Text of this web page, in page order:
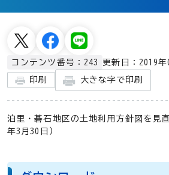
コンテンツ番号：243 更新日：2019年
印刷 大きな字で印刷
泊里・碁石地区の土地利用方針図を見
年3月30日）